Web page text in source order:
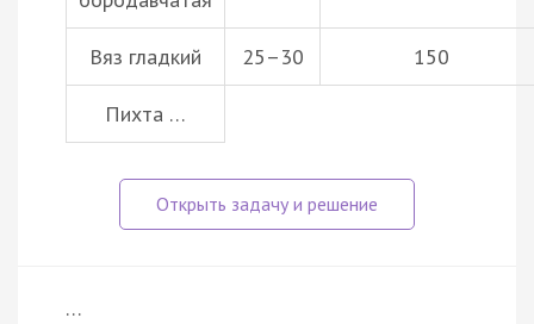
Вяз гладкий 25–30 150
Пихта …
…